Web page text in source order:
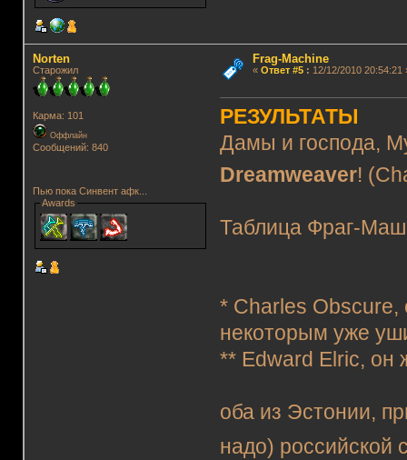
Norten
Старожил
Карма: 101
Оффлайн
Сообщений: 840
Пью пока Синвент афк...
Awards
Frag-Machine
« Ответ #5: 12/12/2010 20:54:21
РЕЗУЛЬТАТЫ
Дамы и господа,
Dreamweaver!
Таблица Фраг-
* Charles Obscure,
некоторым уже
** Edward Elric, он
оба из Эстонии,
надо)